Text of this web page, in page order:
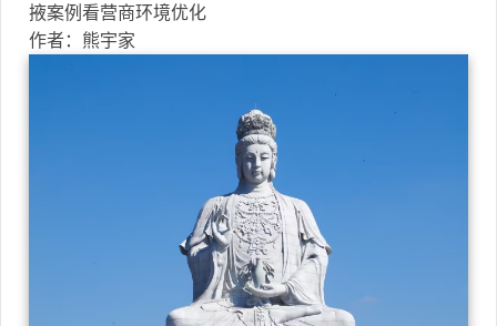
掖案例看营商环境优化
作者：熊宇家